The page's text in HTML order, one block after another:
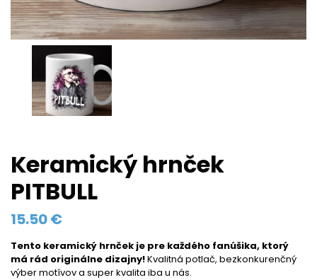
Keramický hrnček
PITBULL
15.50€
Tento keramický hrnček je pre každého fanúšika, ktorý
má rád originálne dizajny!Kvalitná potlač, bezkonkurenčný
výber motívov a super kvalita iba u nás.